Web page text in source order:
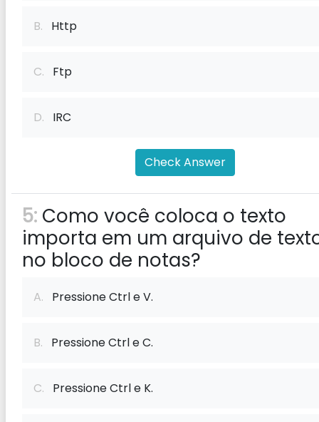
B. Http
C. Ftp
D. IRC
Check Answer
5: Como você coloca o texto
importa em um arquivo de
no bloco de notas?
A. Pressione Ctrl e V.
B. Pressione Ctrl e C.
C. Pressione Ctrl e K.